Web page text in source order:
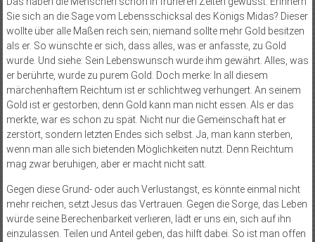
Sie sich an die Sage vom Lebensschicksal des Königs Midas? Dieser
wollte über alle Maßen reich sein; niemand sollte mehr Gold besitzen
als er. So wünschte er sich, dass alles, was er anfasste, zu Gold
wurde. Und siehe: Sein Lebenswunsch wurde ihm gewährt. Alles, was
er berührte, wurde zu purem Gold. Doch merke: In all diesem
märchenhaftem Reichtum ist er schlichtweg verhungert. An seinem
Gold ist er gestorben; denn Gold kann man nicht essen. Als er das
merkte, war es schon zu spät. Nicht nur die Gemeinschaft hat er
zerstört, sondern letzten Endes sich selbst. Ja, man kann sterben,
wenn man alle sich bietenden Möglichkeiten nutzt. Denn Reichtum
mag zwar beruhigen, aber er macht nicht satt.
Gegen diese Grund- oder auch Verlustangst, es könnte einmal nicht
mehr reichen, setzt Jesus das Vertrauen. Gegen die Sorge, das Leben
würde seine Berechenbarkeit verlieren, lädt er uns ein, sich auf ihn
einzulassen. Teilen und Anteil geben, das hilft dabei. So ist man offen